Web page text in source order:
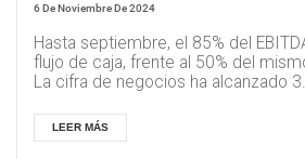
6 De Noviembre De 2024
Hasta septiembre, el 85% del
flujo de caja, frente al 50% del
La cifra de negocios ha alcanzado
LEER MÁS